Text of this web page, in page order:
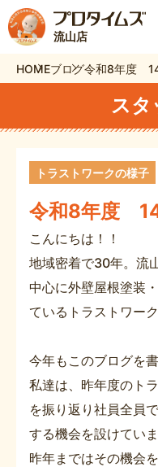
流山店
HOMEブログ令和8年度 14
スタ
令和8年度 14
トラストワークの様子
こんにちは！！
地域密着で30年。流
中心に外壁屋根塗装
ているトラストワーク
今年もこのブログを
私達は、昨年度のト
を振り返り社員全員
する機会を設けていま
昨年まではその機会